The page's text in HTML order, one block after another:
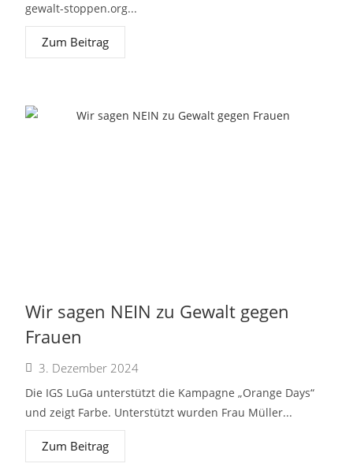
gewalt-stoppen.org...
Zum Beitrag
Wir sagen NEIN zu Gewalt gegen
Frauen
3. Dezember 2024
Die IGS LuGa unterstützt die Kampagne „Orange Days“
und zeigt Farbe. Unterstützt wurden Frau Müller...
Zum Beitrag